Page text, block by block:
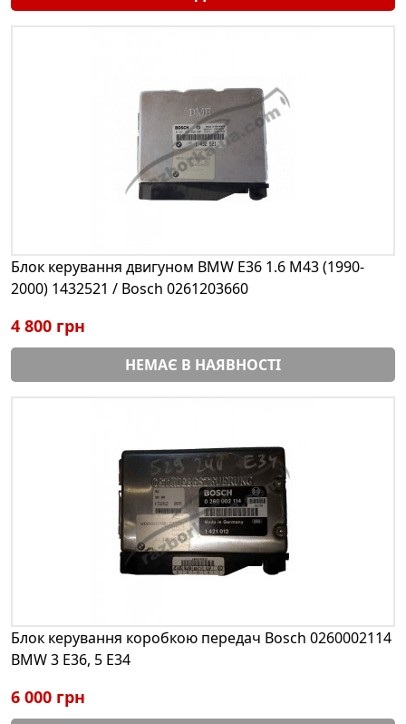
Блок керування двигуном BMW E36 1.6 M43 (1990-
2000) 1432521 / Bosch 0261203660
4 800 грн
НЕМАЄ В НАЯВНОСТІ
Блок керування коробкою передач Bosch 0260002114
BMW 3 E36, 5 E34
6 000 грн